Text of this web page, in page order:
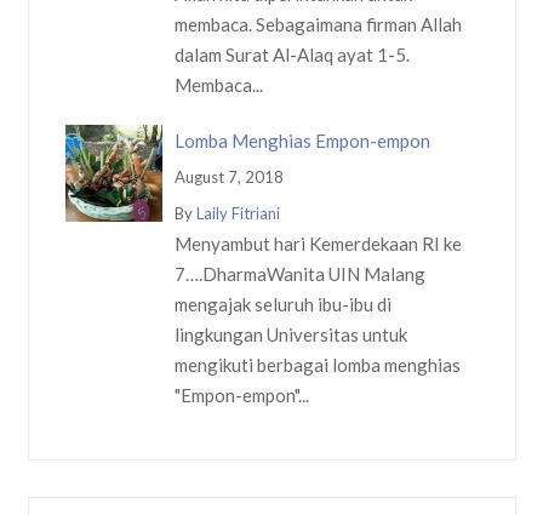
membaca. Sebagaimana firman Allah
dalam Surat Al-Alaq ayat 1-5.
Membaca...
Lomba Menghias Empon-empon
August 7, 2018
ByLaily Fitriani
Menyambut hari Kemerdekaan RI ke
7….DharmaWanita UIN Malang
mengajak seluruh ibu-ibu di
lingkungan Universitas untuk
mengikuti berbagai lomba menghias
"Empon-empon"...